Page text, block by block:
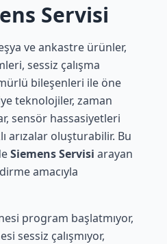
Servisi
ve ankastre ürünler,
sessiz çalışma
bileşenleri ile öne
teknolojiler, zaman
sensör hassasiyetleri
arızalar oluşturabilir. Bu
Siemens Servisi arayan
amacıyla
program başlatmıyor,
sessiz çalışmıyor,